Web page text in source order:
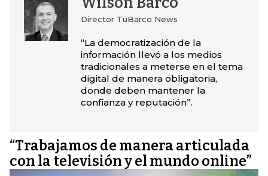
Director TuBarco News
“La democratización de la
información llevó a los medios
tradicionales a meterse en el tema
digital de manera obligatoria,
donde deben mantener la
confianza y reputación”.
“Trabajamos de manera articulada
con la televisión y el mundo online”